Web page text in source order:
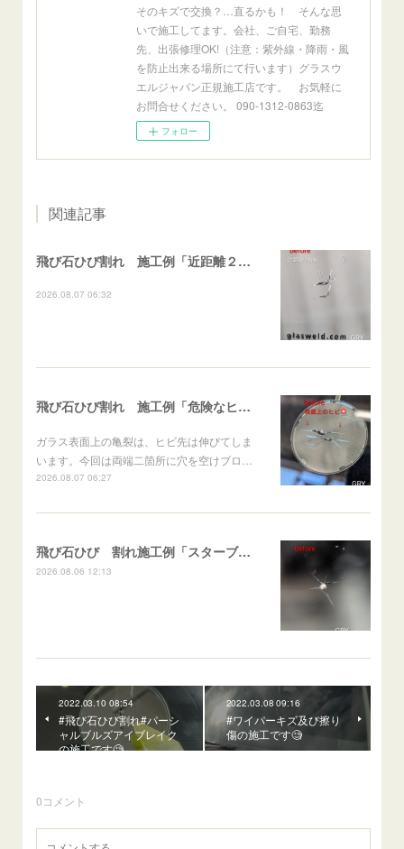
そのキズで交換？…直るかも！ そんな思
いで施工してます。会社、ご自宅、勤務
先、出張修理OK!（注意：紫外線・降雨・風
を防止出来る場所にて行います）グラスウ
エルジャパン正規施工店です。 お気軽に
お問合せください。 090-1312-0863迄
フォロー
関連記事
飛び石ひび割れ 施工例「近距離２箇所・パーシャル系+ストレート系」CX-8
2026.08.07 06:32
飛び石ひび割れ 施工例「危険なヒビ🚨⚠️表面上亀裂」ジムニー
ガラス表面上の亀裂は、ヒビ先は伸びてしま
います。今回は両端二箇所に穴を空けブロ…
2026.08.07 06:27
飛び石ひび 割れ施工例「スターブレイク系」 フリード
2026.08.06 12:13
2022.03.10 08:54
#飛び石ひび割れ#パーシ
ャルブルズアイブレイク
の施工です🧐
2022.03.08 09:16
#ワイパーキズ及び擦り
傷の施工です🧐
0コメント